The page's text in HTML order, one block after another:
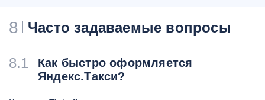
8 Часто задаваемые вопросы
8.1
Как быстро оформляется
Яндекс.Такси?